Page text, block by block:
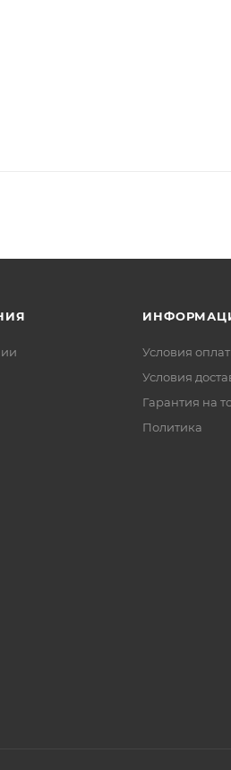
Условия
Условия
Гарантия на
Политика